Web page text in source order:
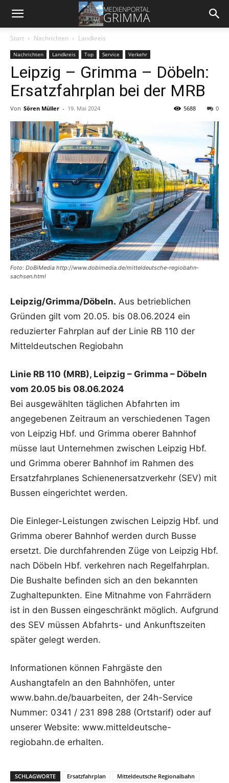
Start Nachrichten Landkreis
Nachrichten Landkreis Top Service Verkehr
Leipzig – Grimma – Döbeln:
Ersatzfahrplan bei der MRB
Von Sören Müller - 19. Mai 2024 0
5688
Foto: DoBiMedia http://www.dobimedia.de/mitteldeutsche-regiobahn-
sachsen.html
Leipzig/Grimma/Döbeln. Aus betrieblichen
Gründen gilt vom 20.05. bis 08.06.2024 ein
reduzierter Fahrplan auf der Linie RB 110 der
Mitteldeutschen Regiobahn
Linie RB 110 (MRB), Leipzig – Grimma – Döbeln
vom 20.05 bis 08.06.2024
Bei ausgewählten täglichen Abfahrten im
angegebenen Zeitraum an verschiedenen Tagen
von Leipzig Hbf. und Grimma oberer Bahnhof
müsse laut Unternehmen zwischen Leipzig Hbf.
und Grimma oberer Bahnhof im Rahmen des
Ersatzfahrplanes Schienenersatzverkehr (SEV) mit
Bussen eingerichtet werden.
Die Einleger-Leistungen zwischen Leipzig Hbf. und
Grimma oberer Bahnhof werden durch Busse
ersetzt. Die durchfahrenden Züge von Leipzig Hbf.
nach Döbeln Hbf. verkehren nach Regelfahrplan.
Die Bushalte befinden sich an den bekannten
Zughaltepunkten. Eine Mitnahme von Fahrrädern
ist in den Bussen eingeschränkt möglich. Aufgrund
des SEV müssen Abfahrts- und Ankunftszeiten
später gelegt werden.
Informationen können Fahrgäste den
Aushangtafeln an den Bahnhöfen, unter
www.bahn.de/bauarbeiten, der 24h-Service
Nummer: 0341 / 231 898 288 (Ortstarif) oder auf
unserer Website: www.mitteldeutsche-
regiobahn.de erhalten.
SCHLAGWORTE Ersatzfahrplan
Mitteldeutsche Regionalbahn